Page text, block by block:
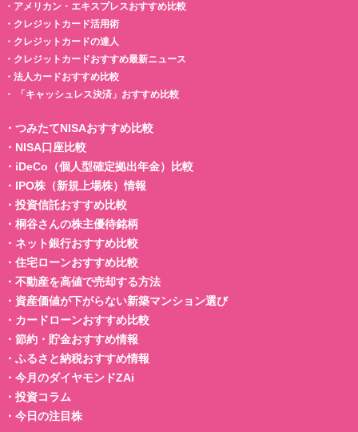
・ アメリカン・エキスプレスおすすめ比較
・ クレジットカード活用術
・ クレジットカードの達人
・ クレジットカードおすすめ最新ニュース
・ 法人カードおすすめ比較
・
「キャッシュレス決済」おすすめ比較
・ つみたてNISAおすすめ比較
・ NISA口座比較
・ iDeCo（個人型確定拠出年金）比較
・ IPO株（新規上場株）情報
・ 投資信託おすすめ比較
・ 桐谷さんの株主優待銘柄
・ ネット銀行おすすめ比較
・ 住宅ローンおすすめ比較
・ 不動産を高値で売却する方法
・ 資産価値が下がらない新築マンション選び
・ カードローンおすすめ比較
・ 節約・貯金おすすめ情報
・ ふるさと納税おすすめ情報
・ 今月のダイヤモンドZAi
・ 投資コラム
・ 今日の注目株